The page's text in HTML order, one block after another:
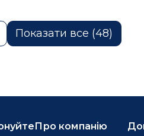
Показати все (48)
Про компанію